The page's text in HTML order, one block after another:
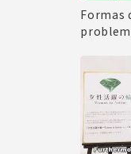
Formas